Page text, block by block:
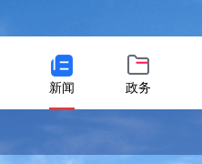
新闻 政务